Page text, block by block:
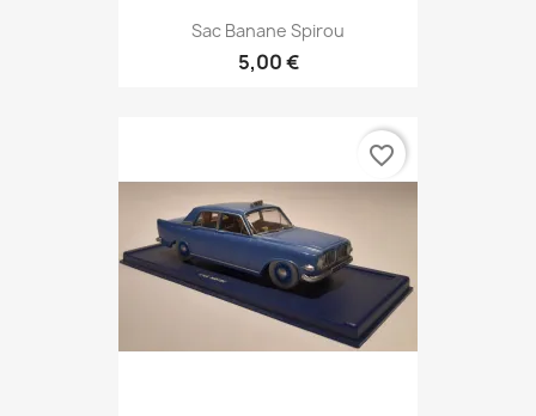
Sac Banane Spirou
5,00 €
favorite_border